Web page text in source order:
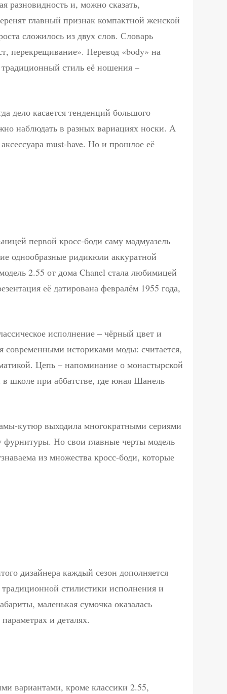
разновидность и, можно сказать,
главный признак компактной женской
сложилось из двух слов. Словарь
перекрещивание». Перевод «body» на
традиционный стиль её ношения –
дело касается тенденций большого
наблюдать в разных вариациях носки. А
must-have. Но и прошлое её
первой кросс-боди саму мадмуазель
однообразные ридикюли аккуратной
2.55 от дома Chanel стала любимицей
её датирована февралём 1955 года,
исполнение – чёрный цвет и
историками моды: считается,
Цепь – напоминание о монастырской
школе при аббатстве, где юная Шанель
кутюр выходила многократными сериями
фурнитуры. Но свои главные черты модель
из множества кросс-боди, которые
дизайнера каждый сезон дополняется
стилистики исполнения и
маленькая сумочка оказалась
и деталях.
вариантами, кроме классики 2.55,